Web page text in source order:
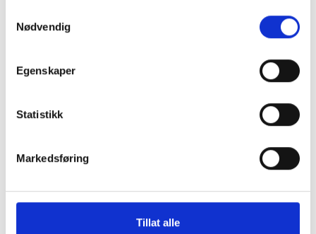
Nødvendig
Egenskaper
Statistikk
Markedsføring
Tillat alle
Specifikation
Hög/Låg funktion: 15 m/ 6 m ljusintervall Hög/Låg funktion: